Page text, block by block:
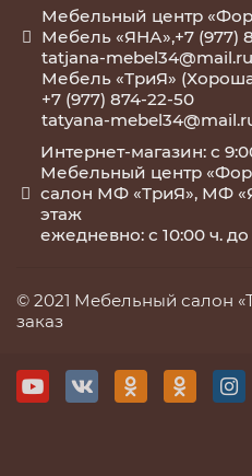
Мебельный центр
Мебель «ЯНА»,+7 (977)
tatjana-mebel34@mail.ru
Мебель «ТриЯ»
+7 (977) 874-22-50
tatyana-
Интернет-магазин: с
Мебельный центр
салон МФ «ТриЯ», МФ
этаж
ежедневно: с 10:00 ч. до
© 2021 Мебельный салон
заказ